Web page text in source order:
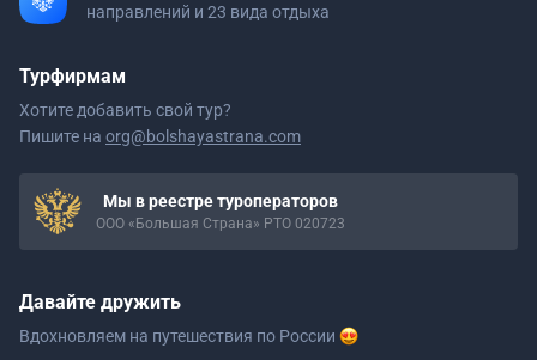
направлений и 23 вида отдыха
Турфирмам
Хотите добавить свой тур?
Пишите на org@bolshayastrana.com
Мы в реестре туроператоров
ООО «Большая Страна» РТО 020723
Давайте дружить
Вдохновляем на путешествия по России